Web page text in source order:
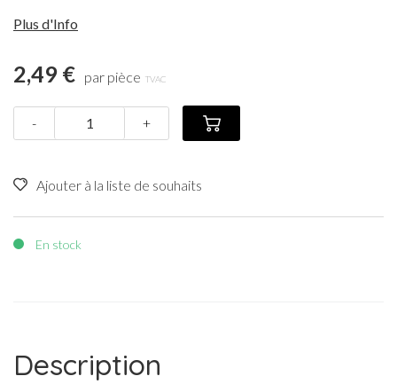
Plus d'Info
2,49 € par pièce TVAC
- +
Ajouter à la liste de souhaits
En stock
Description